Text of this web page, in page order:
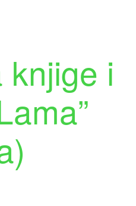
knjige i